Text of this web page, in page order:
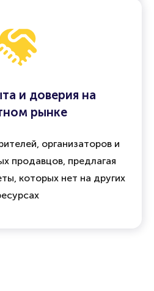
и доверия на
рынке
организаторов и
продавцов, предлагая
которых нет на других